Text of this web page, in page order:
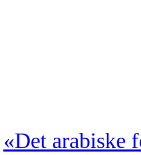
«Det arabiske